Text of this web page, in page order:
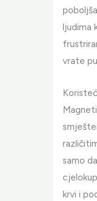
ljudima
vrate
samo
krvi i